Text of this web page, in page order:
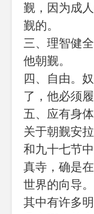
觐，因为成
觐的。
三、理智健
他朝觐。
四、自由。
了，他必须
五、应有身
关于朝觐安
和九十七节
真寺，确是
世界的向导。
其中有许多